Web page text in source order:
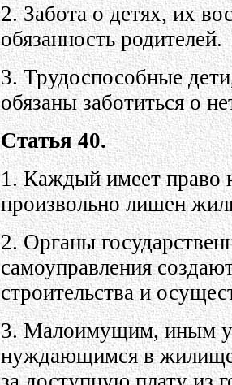
2. Забота о детях, их
обязанность родителей.
3. Трудоспособные
обязаны заботиться о
Статья 40.
1. Каждый имеет право
произвольно лишен
2. Органы
самоуправления
строительства и
3. Малоимущим, иным
нуждающимся в жилище,